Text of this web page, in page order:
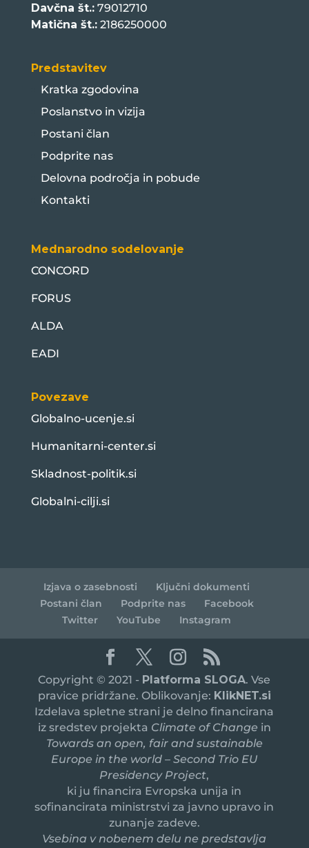
Davčna št.:79012710
Matična št.:2186250000
Predstavitev
Kratka zgodovina
Poslanstvo in vizija
Postani član
Podprite nas
Delovna področja in pobude
Kontakti
Mednarodno sodelovanje
CONCORD
FORUS
ALDA
EADI
Povezave
Globalno-ucenje.si
Humanitarni-center.si
Skladnost-politik.si
Globalni-cilji.si
Izjava o zasebnosti
Ključni dokumenti
Postani član
Podprite nas
Facebook
Twitter
YouTube Instagram
Copyright © 2021 - Platforma SLOGA. Vse
pravice pridržane. Oblikovanje: KlikNET.si
Izdelava spletne strani je delno financirana
iz sredstev projekta Climate of Change in
Towards an open, fair and sustainable
Europe in the world – Second Trio EU
Presidency Project,
ki ju financira Evropska unija in
sofinancirata ministrstvi za javno upravo in
zunanje zadeve.
Vsebina v nobenem delu ne predstavlja